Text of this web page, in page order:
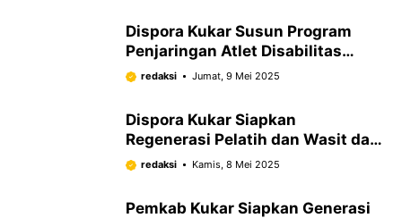
Dispora Kukar Susun Program
Penjaringan Atlet Disabilitas
hingga Pelosok Desa
redaksi Jumat, 9 Mei 2025
Dispora Kukar Siapkan
Regenerasi Pelatih dan Wasit dari
Kalangan Mantan Atlet Melalui
redaksi Kamis, 8 Mei 2025
Pemkab Kukar Siapkan Generasi